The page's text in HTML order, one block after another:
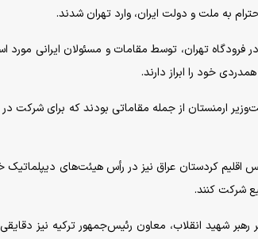
به ملت و دولت ایران، وارد تهران شدند.
تهران، توسط مقامات و مسئولان ایرانی مورد
خود را ابراز دارند.
ارمنستان از جمله مقاماتی بودند که برای شرکت در
اقلیم کردستان عراق نیز در رأس هیئت‌های دیپلماتیک
شرکت کنند.
شهید انقلاب، معاون رئیس‌جمهور ترکیه نیز